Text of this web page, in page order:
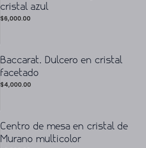
cristal azul
$6,000.00
Baccarat. Dulcero en cristal
facetado
$4,000.00
Centro de mesa en cristal de
Murano multicolor